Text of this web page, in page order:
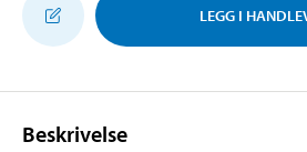
LEGG I
Beskrivelse